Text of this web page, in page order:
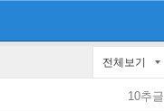
전체보기
10추글